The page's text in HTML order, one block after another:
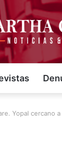
Yopal cercano a